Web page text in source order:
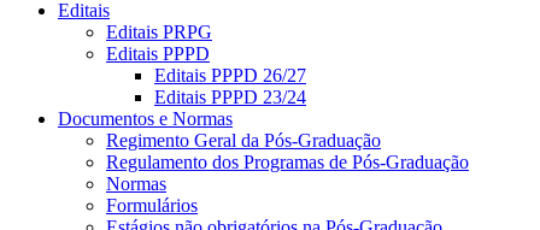
Editais
Editais PRPG
Editais PPPD
Editais PPPD 26/27
Editais PPPD 23/24
Documentos e Normas
Regimento Geral da Pós-Graduação
Regulamento dos Programas de Pós-Graduação
Normas
Formulários